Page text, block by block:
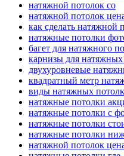
натяжной потолок со
натяжной потолок
как сделать натяжной
натяжные потолки
багет для натяжного
карнизы для натяжных
двухуровневые
квадратный метр
виды натяжных
натяжные потолки
натяжные потолки с
натяжные потолки
натяжные потолки
натяжной потолок